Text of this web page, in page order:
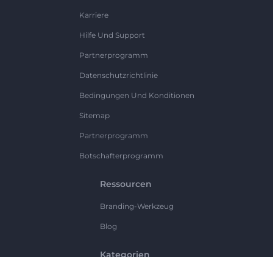
Karriere
Hilfe Und Support
Partnerprogramm
Datenschutzrichtlinie
Bedingungen Und Konditionen
Sitemap
Partnerprogramm
Botschafterprogramm
Ressourcen
Branding-Werkzeug
Blog
Kategorien